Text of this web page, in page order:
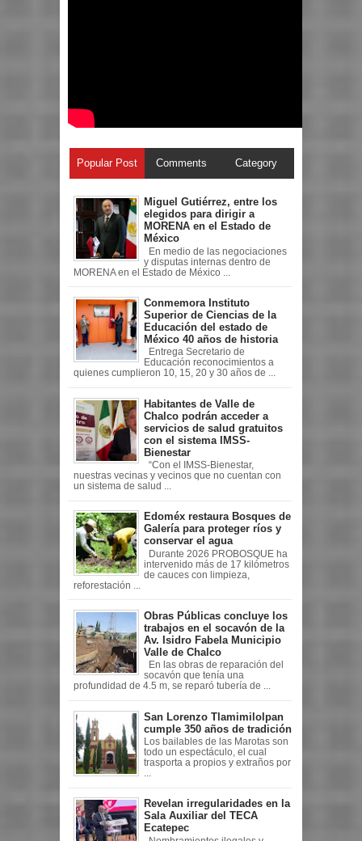
Popular Post Comments Category
Miguel Gutiérrez, entre los
elegidos para dirigir a
MORENA en el Estado de
México
En medio de las negociaciones
y disputas internas dentro de
MORENA en el Estado de México ...
Conmemora Instituto
Superior de Ciencias de la
Educación del estado de
México 40 años de historia
Entrega Secretario de
Educación reconocimientos a
quienes cumplieron 10, 15, 20 y 30 años de ...
Habitantes de Valle de
Chalco podrán acceder a
servicios de salud gratuitos
con el sistema IMSS-
Bienestar
“Con el IMSS-Bienestar,
nuestras vecinas y vecinos que no cuentan con
un sistema de salud ...
Edoméx restaura Bosques de
Galería para proteger ríos y
conservar el agua
Durante 2026 PROBOSQUE ha
intervenido más de 17 kilómetros
de cauces con limpieza,
reforestación ...
Obras Públicas concluye los
trabajos en el socavón de la
Av. Isidro Fabela Municipio
Valle de Chalco
En las obras de reparación del
socavón que tenía una
profundidad de 4.5 m, se reparó tubería de ...
San Lorenzo Tlamimilolpan
cumple 350 años de tradición
Los bailables de las Marotas son
todo un espectáculo, el cual
trasporta a propios y extraños por
Revelan irregularidades en la
Sala Auxiliar del TECA
Ecatepec